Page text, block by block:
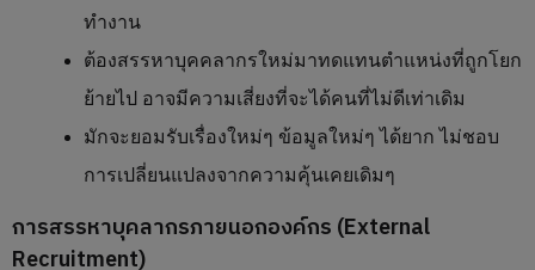
ทำงาน
ต้องสรรหาบุคคลากรใหม่มาทดแทนตำแหน่งที่ถูกโยก
ย้ายไป อาจมีความเสี่ยงที่จะได้คนที่ไม่ดีเท่าเดิม
มักจะยอมรับเรื่องใหม่ๆ ข้อมูลใหม่ๆ ได้ยาก ไม่ชอบ
การเปลี่ยนแปลงจากความคุ้นเคยเดิมๆ
การสรรหาบุคลากรภายนอกองค์กร (External
Recruitment)